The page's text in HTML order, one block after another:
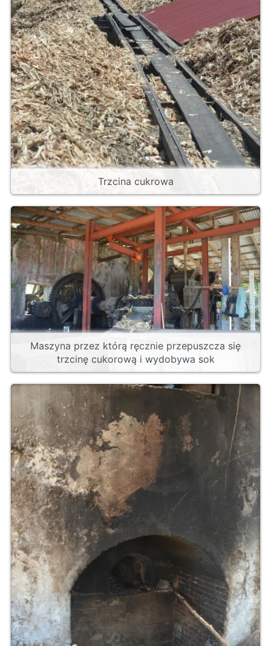
Trzcina cukrowa
Maszyna przez którą ręcznie przepuszcza się
trzcinę cukorową i wydobywa sok